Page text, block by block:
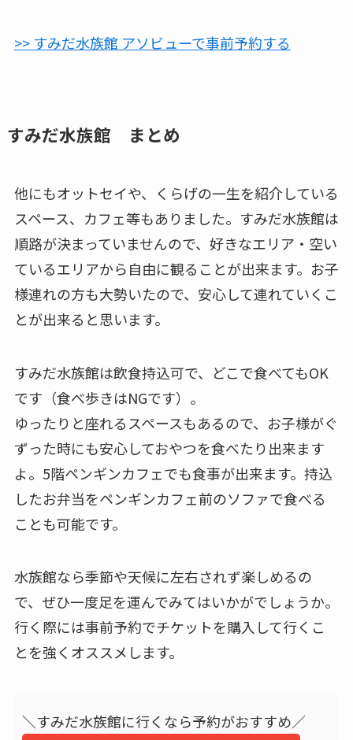
>> すみだ水族館 アソビューで事前予約する
すみだ水族館 まとめ
他にもオットセイや、くらげの一生を紹介している
スペース、カフェ等もありました。すみだ水族館は
順路が決まっていませんので、好きなエリア・空い
ているエリアから自由に観ることが出来ます。お子
様連れの方も大勢いたので、安心して連れていくこ
とが出来ると思います。
すみだ水族館は飲食持込可で、どこで食べてもOK
です（食べ歩きはNGです）。
ゆったりと座れるスペースもあるので、お子様がぐ
ずった時にも安心しておやつを食べたり出来ます
よ。5階ペンギンカフェでも食事が出来ます。持込
したお弁当をペンギンカフェ前のソファで食べる
ことも可能です。
水族館なら季節や天候に左右されず楽しめるの
で、ぜひ一度足を運んでみてはいかがでしょうか。
行く際には事前予約でチケットを購入して行くこ
とを強くオススメします。
＼すみだ水族館に行くなら予約がおすすめ／